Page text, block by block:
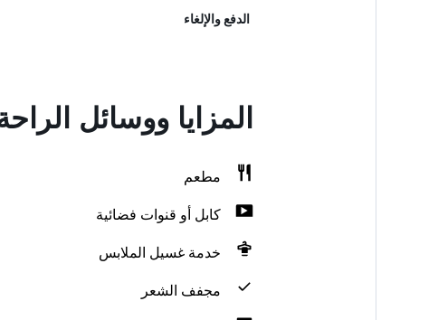
الدفع والإلغاء
المزايا ووسائل
مطعم
كابل أو قنوات فضائية
خدمة غسيل الملابس
مجفف الشعر